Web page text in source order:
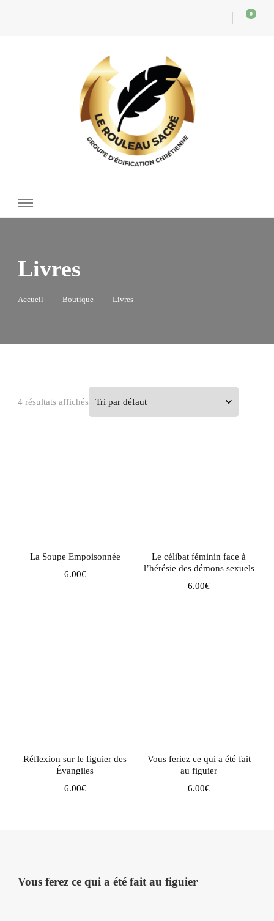
0
Livres
Accueil Boutique Livres
4 résultats affichés
La Soupe Empoisonnée
6.00€
Le célibat féminin face à
l’hérésie des démons sexuels
6.00€
Réflexion sur le figuier des
Évangiles
6.00€
Vous feriez ce qui a été fait
au figuier
6.00€
Vous ferez ce qui a été fait au figuier